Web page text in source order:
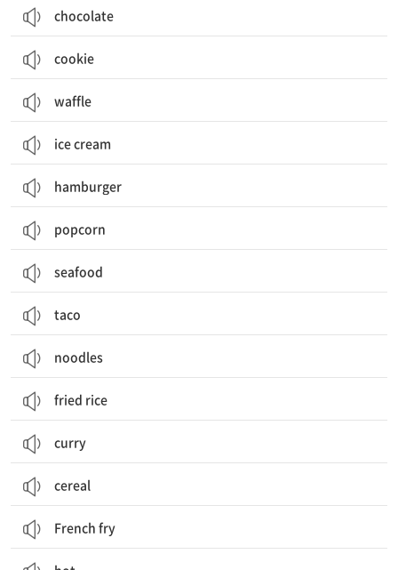
chocolate
cookie
waffle
ice cream
hamburger
popcorn
seafood
taco
noodles
fried rice
curry
cereal
French fry